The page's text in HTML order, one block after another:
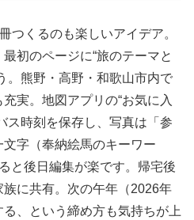
つくるのも楽しいアイデア。
初のページに“旅のテーマと
。熊野・高野・和歌山市内で
実。地図アプリの“お気に入
ス時刻を保存し、写真は「参
字（奉納絵馬のキーワー
と後日編集が楽です。帰宅後
に共有。次の午年（2026年
、という締め方も気持ちが上